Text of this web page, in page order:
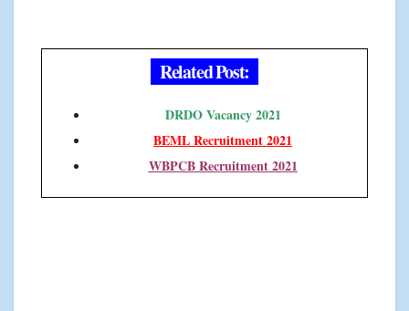
Related Post:
DRDO Vacancy 2021
BEML Recruitment 2021
WBPCB Recruitment 2021